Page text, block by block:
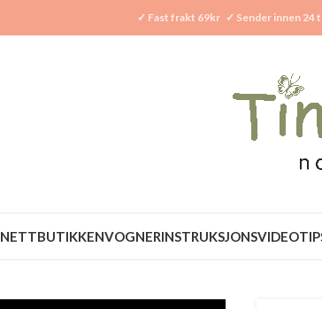
✓ Fast frakt 69kr ✓ Sender innen 24
NETTBUTIKKENVOGNERINSTRUKSJONSVIDEO